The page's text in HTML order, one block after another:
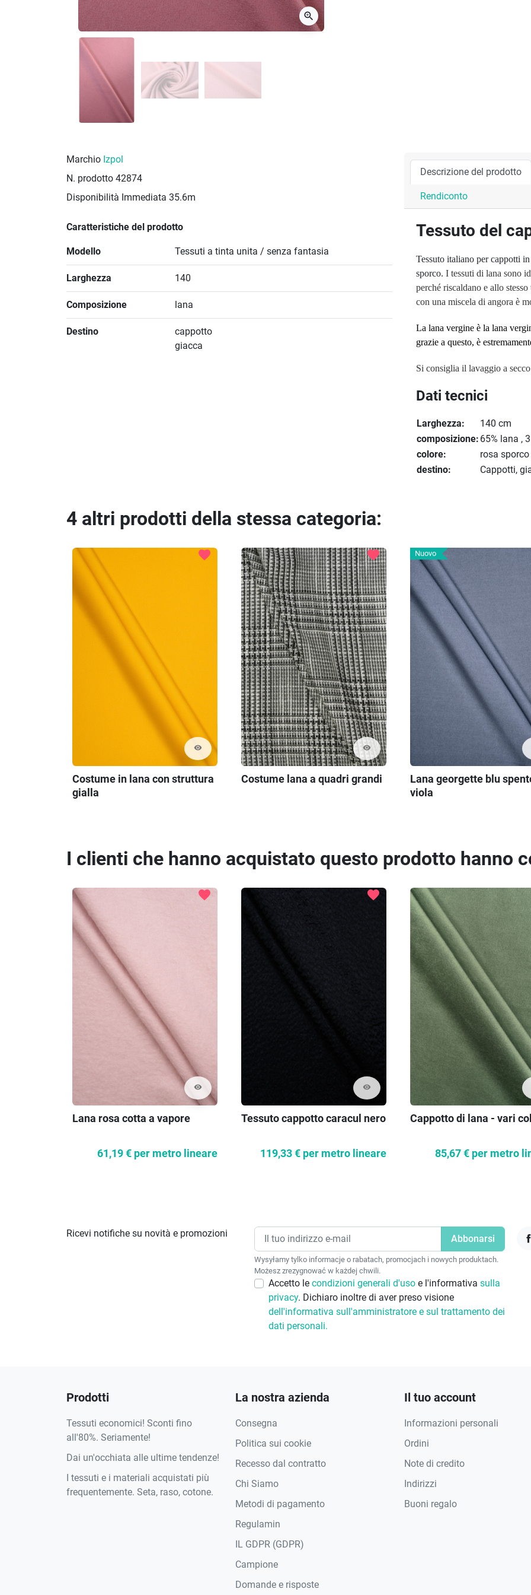
zoom_in
Marchio Izpol
N. prodotto 42874
Disponibilità Immediata 35.6m
Caratteristiche del prodotto
Modello Tessuti a tinta unita / senza fantasia
Larghezza 140
Composizione lana
Destino
cappotto
giacca
Descrizione del prodotto
Rendiconto
Tessuto del
Tessuto italiano per cappotti
sporco. I tessuti di lana sono
perché riscaldano e allo
con una miscela di angora è
La lana vergine è la lana
grazie a questo, è
Si consiglia il lavaggio a
Dati tecnici
Larghezza:
140 cm
composizione: 65% lana ,
colore:
rosa
destino:
Cappotti,
4 altri prodotti della stessa categoria:
visibility
favorite
Costume in lana con struttura
gialla
visibility
favorite
Costume lana a quadri grandi
Nuovo
Lana georgette blu
viola
I clienti che hanno acquistato questo prodotto hanno
visibility
favorite
Lana rosa cotta a vapore
61,19 € per metro lineare
visibility
favorite
Tessuto cappotto caracul nero
119,33 € per metro lineare
Cappotto di lana - vari
85,67 € per metro
Ricevi notifiche su novità e promozioni
Wysyłamy tylko informacje o rabatach, promocjach i nowych produktach.
Możesz zrezygnować w każdej chwili.
Accetto le condizioni generali d'uso e l'informativa sulla
privacy. Dichiaro inoltre di aver preso visione
dell'informativa sull'amministratore e sul trattamento dei
dati personali.
Prodotti
Tessuti economici! Sconti fino
all'80%. Seriamente!
Dai un'occhiata alle ultime tendenze!
I tessuti e i materiali acquistati più
frequentemente. Seta, raso, cotone.
La nostra azienda
Consegna
Politica sui cookie
Recesso dal contratto
Chi Siamo
Metodi di pagamento
Regulamin
IL GDPR (GDPR)
Campione
Domande e risposte
Il tuo account
Informazioni personali
Ordini
Note di credito
Indirizzi
Buoni regalo